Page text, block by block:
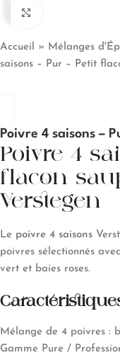
Accueil » Mélanges
saisons – Pur – Petit
Poivre 4 saisons –
Poivre 4
flacon
Verstegen
Le poivre 4 saisons
poivres sélectionnés
vert et baies roses.
Mélange de 4 poivres :
Gamme Pure /